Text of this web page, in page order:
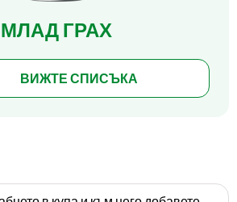
МЛАД ГРАХ
ВИЖТЕ СПИСЪКА